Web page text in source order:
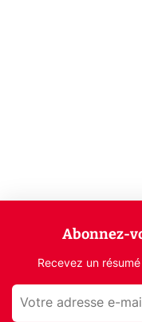
Abonnez-
Recevez un